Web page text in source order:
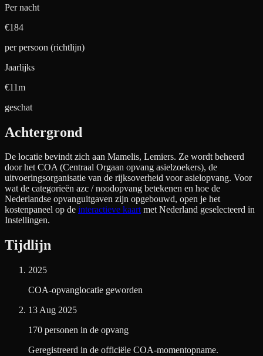
Per nacht
€184
per persoon (richtlijn)
Jaarlijks
€11m
geschat
Achtergrond
De locatie bevindt zich aan Mamelis, Lemiers. Ze wordt beheerd
door het COA (Centraal Orgaan opvang asielzoekers), de
uitvoeringsorganisatie van de rijksoverheid voor asielopvang. Voor
wat de categorieën azc / noodopvang betekenen en hoe de
Nederlandse opvanguitgaven zijn opgebouwd, open je het
kostenpaneel op de interactieve kaart met Nederland geselecteerd in
Instellingen.
Tijdlijn
2025
COA-opvanglocatie geworden
13 Aug 2025
170 personen in de opvang
Geregistreerd in de officiële COA-momentopname.